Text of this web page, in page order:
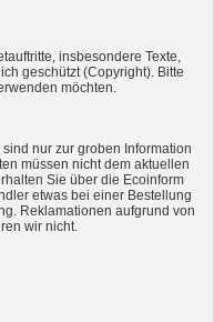
5,5% Säure 0,5l
insbesondere Texte,
geschützt (Copyright). Bitte
möchten.
nur zur groben Information
müssen nicht dem aktuellen
Sie über die Ecoinform
etwas bei einer Bestellung
Reklamationen aufgrund von
wir nicht.